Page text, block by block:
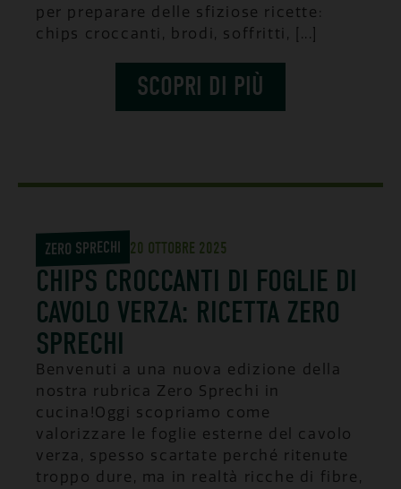
per preparare delle sfiziose ricette:
chips croccanti, brodi, soffritti, [...]
SCOPRI DI PIÙ
ZERO SPRECHI 20 OTTOBRE 2025
CHIPS CROCCANTI DI FOGLIE DI
CAVOLO VERZA: RICETTA ZERO
SPRECHI
Benvenuti a una nuova edizione della
nostra rubrica Zero Sprechi in
cucina!Oggi scopriamo come
valorizzare le foglie esterne del cavolo
verza, spesso scartate perché ritenute
troppo dure, ma in realtà ricche di fibre,